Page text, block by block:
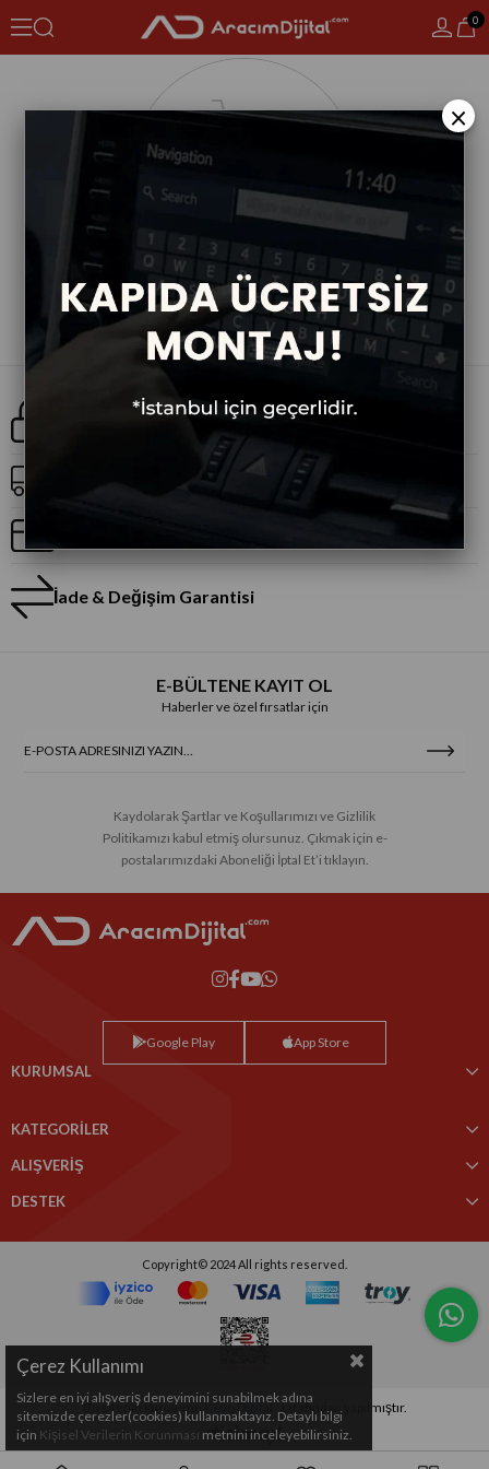
0
Güvenli Alışveriş
İade & Değişim Garantisi
E-BÜLTENE KAYIT OL
Haberler ve özel fırsatlar için
Kaydolarak Şartlar ve Koşullarımızı ve Gizlilik
Politikamızı kabul etmiş olursunuz. Çıkmak için e-
postalarımızdaki Aboneliği İptal Et’i tıklayın.
Google Play App Store
KURUMSAL
KATEGORİLER
ALIŞVERİŞ
DESTEK
Copyright© 2024 All rights reserved.
Bu sitenin kurulumu Keyo Digital tarafından yapılmıştır.
Çerez Kullanımı
Sizlere en iyi alışveriş deneyimini sunabilmek adına
sitemizde çerezler(cookies) kullanmaktayız. Detaylı bilgi
için Kişisel Verilerin Korunması metnini inceleyebilirsiniz.
×